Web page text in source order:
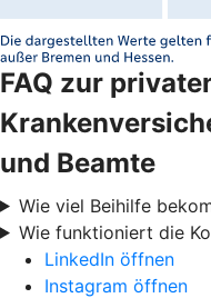
FAQ zur
und Beamte
Wie viel Beihilfe
Wie funktioniert die
LinkedIn öffnen
Instagram öffnen